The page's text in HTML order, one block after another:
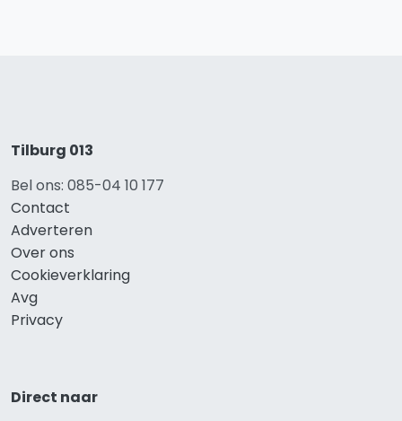
Tilburg 013
Bel ons: 085-04 10 177
Contact
Adverteren
Over ons
Cookieverklaring
Avg
Privacy
Direct naar